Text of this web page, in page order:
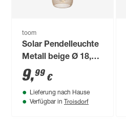
toom
Solar Pendelleuchte
Metall beige Ø 18,5
cm
9,99 €
Lieferung nach Hause
Verfügbar in Troisdorf